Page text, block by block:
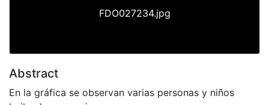
FDO027234.jpg
Abstract
En la gráfica se observan varias personas y niños